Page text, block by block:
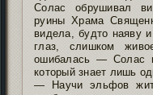
Солас обрушивал
руины Храма
видела, будто наяву
глаз, слишком
ошибалась — Солас
который знает лишь
— Научи эльфов